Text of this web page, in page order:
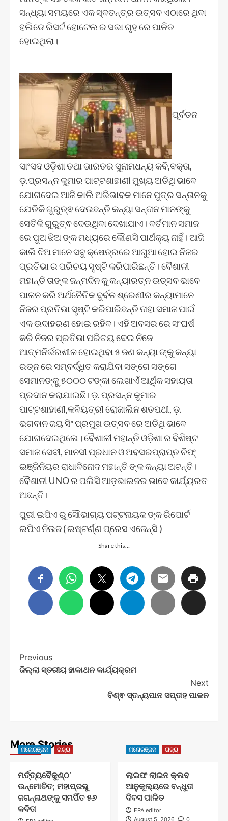
ସନ୍ଧ୍ୟା ସମୟରେ ଏକ ସ୍ବତନ୍ତ୍ର ଉତ୍ସବ ଏଠାରେ ଥିବା
ହଲିଡେ ରିସର୍ଟ ହୋଟେଲ ର ସଭା ଗୃହ ରେ ପାଳିତ
ହୋଇଥିଲା।
ପୂର୍ବତନ
ସାଂସଦ ଓଡ଼ିଶା ତଥା ଭାରତର ସୁନାମଧନ୍ୟ କବି,ବକ୍ତା,
ଡ଼.ପ୍ରସନ୍ନ କୁମାର ପାଟ୍ଟଶାହାଣୀ ମୁଖ୍ୟ ଅତିଥି ଭାବେ
ଯୋଗଦେଇ ଆଜି କାଲି ଅଭିଭାବକ ମାନେ ପୁତ୍ର ସନ୍ତାନକୁ
ଯେତିକି ଗୁରୁତ୍ଵ ଦେଉଛନ୍ତି କନ୍ୟା ସନ୍ତାନ ମାନଙ୍କୁ
ସେତିକି ଗୁରୁତ୍ଵ ଦେଉଥିବା ଦେଖାଯାଏ। ବର୍ତମାନ ସମାଜ
ରେ ପୁଅ ଝିଅ ଙ୍କ ମଧ୍ୟରେ କୌଣସି ପାର୍ଥକ୍ୟ ନାହିଁ। ଆଜି
କାଲି ଝିଅ ମାନେ ସବୁ କ୍ଷେତ୍ରରେ ଆଗୁଆ ହୋଇ ନିଜର
ପ୍ରତିଭା ର ପରିଚୟ ସୃଷ୍ଟି କରିପାରିଛନ୍ତି। ବୈଶାଳୀ
ମହାନ୍ତି ତାଙ୍କ ଜନ୍ମଦିନ କୁ କନ୍ୟାରତ୍ନ ଉତ୍ସବ ଭାବେ
ପାଳନ କରି ଅର୍ଥନୈତିକ ଦୁର୍ବଳ ଶ୍ରେଣୀର କନ୍ୟାମାନେ
ନିଜର ପ୍ରତିଭା ସୃଷ୍ଟି କରିପାରିଛନ୍ତି ତାହା ସମାଜ ପାଇଁ
ଏକ ଉଦାହରଣ ହୋଇ ରହିବ। ଏହି ଅବସର ରେ ସଂଘର୍ଷ
କରି ନିଜର ପ୍ରତିଭା ପରିଚୟ ଦେଇ ନିଜେ
ଆତ୍ମନିର୍ଭରଶୀଳ ହୋଇଥିବା ୫ ଜଣ କନ୍ୟା ଙ୍କୁ କନ୍ୟା
ରତ୍ନ ରେ ସମ୍ବର୍ଦ୍ଧିତ କରାଯିବା ସଙ୍ଗେ ସଙ୍ଗେ
ସେମାନଙ୍କୁ ୫୦୦୦ ଟଙ୍କା ଲେଖାଏଁ ଆର୍ଥିକ ସହାୟତା
ପ୍ରଦାନ କରାଯାଇଛି। ଡ଼. ପ୍ରସନ୍ନ କୁମାର
ପାଟ୍ଟଶାହାଣୀ,କବିୟତ୍ରୀ ରୋଜାଲିନ ଶତପଥୀ, ଡ଼.
ଭଗବାନ ଜୟ ସିଂ ପ୍ରମୁଖ ଉତ୍ସବ ରେ ଅତିଥି ଭାବେ
ଯୋଗଦେଇଥିଲେ। ବୈଶାଳୀ ମହାନ୍ତି ଓଡ଼ିଶା ର ବିଶିଷ୍ଟ
ସମାଜ ସେବୀ, ମାନସୀ ପ୍ରଧାନ ଓ ଅବସରପ୍ରାପ୍ତ ଚିଫ୍
ଇଞ୍ଜିନିୟର ରାଧାବିନୋଦ ମହାନ୍ତି ଙ୍କ କନ୍ୟା ଅଟନ୍ତି।
ବୈଶାଳୀ UNO ର ପଲିସି ଆଡ଼ଭାଇଜର ଭାବେ କାର୍ଯ୍ୟରତ
ଅଛନ୍ତି।
ପୁରୀ ଇପିଏ ରୁ ସୌଭାଗ୍ୟ ପଟ୍ଟନାୟକ ଙ୍କ ରିପୋର୍ଟ
ଇପିଏ ନିଉଜ ( ଇଷ୍ଟର୍ଣ୍ଣ ପ୍ରେସ ଏଜେନ୍ସି )
Share this…
Post
Navigation
Previous
ଜିଲ୍ଲା ସ୍ତରୀୟ ହାକାଥନ କାର୍ଯ୍ୟକ୍ରମ
Next
ବିଶ୍ଵ ସ୍ତନ୍ୟପାନ ସପ୍ତାହ ପାଳନ
More Stories
ମନୋରଞ୍ଜନ ରାଜ୍ୟ
ମର୍ତ୍ତ୍ୟବୈକୁଣ୍ଠ’
ଉନ୍ମୋଚିତ; ମହାପ୍ରଭୁ
ଜଗନ୍ନାଥଙ୍କୁ ସମର୍ପିତ ୫୬
କବିତା
ମନୋରଞ୍ଜନ ରାଜ୍ୟ
ଲାଇଫ ଲାଇନ କ୍ଲବ
ଆନୁକୂଲ୍ୟରେ ବନ୍ଧୁତା
ଦିବସ ପାଳିତ
EPA editor
August 5, 2026
0